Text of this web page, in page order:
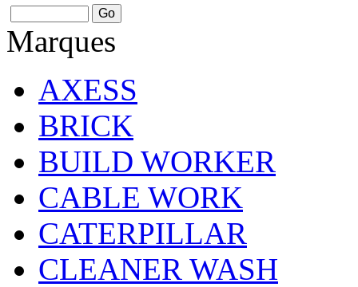
Marques
AXESS
BRICK
BUILD WORKER
CABLE WORK
CATERPILLAR
CLEANER WASH